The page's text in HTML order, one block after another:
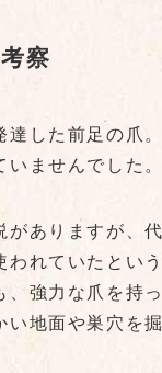
察
した前足の爪
ませんでした。
ありますが、
れていたとい
強力な爪を持
地面や巣穴を